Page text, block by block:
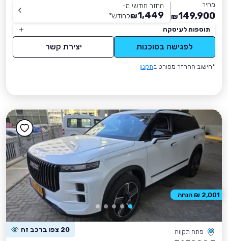
מחיר
149,900
₪
החזר חודשי מ-
1,449
₪לחודש*
תוספות לעיסקה
לפגישה בסוכנות יצירת קשר
*חישוב ההחזר מפורט בתקנון
פתח תקווה 20 צפו ברכב זה
2,001 ₪ הנחה